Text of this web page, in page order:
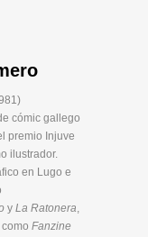
cómic gallego
premio Injuve
ilustrador.
en Lugo e
y La Ratonera,
Fanzine